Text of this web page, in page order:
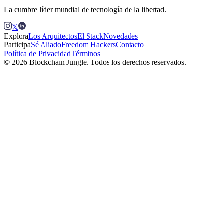
La cumbre líder mundial de tecnología de la libertad.
𝕏
ExploraLos ArquitectosEl StackNovedades
ParticipaSé AliadoFreedom HackersContacto
Política de PrivacidadTérminos
© 2026 Blockchain Jungle. Todos los derechos reservados.